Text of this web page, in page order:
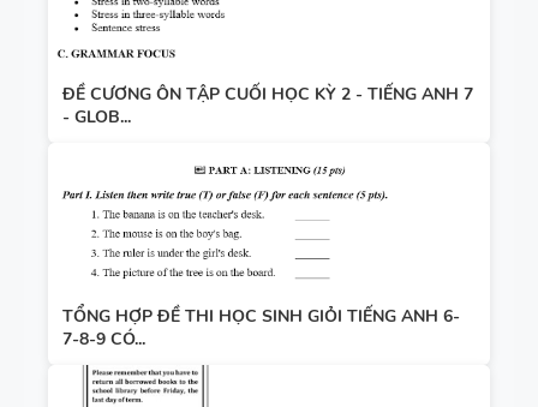
ĐỀ CƯƠNG ÔN TẬP CUỐI HỌC KỲ 2 - TIẾNG ANH 7
- GLOB...
TỔNG HỢP ĐỀ THI HỌC SINH GIỎI TIẾNG ANH 6-
7-8-9 CÓ...